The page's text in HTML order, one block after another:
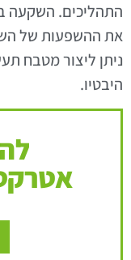
התהליכים. השקעה
את ההשפעות של
ניתן ליצור מטבח
היבטיו.